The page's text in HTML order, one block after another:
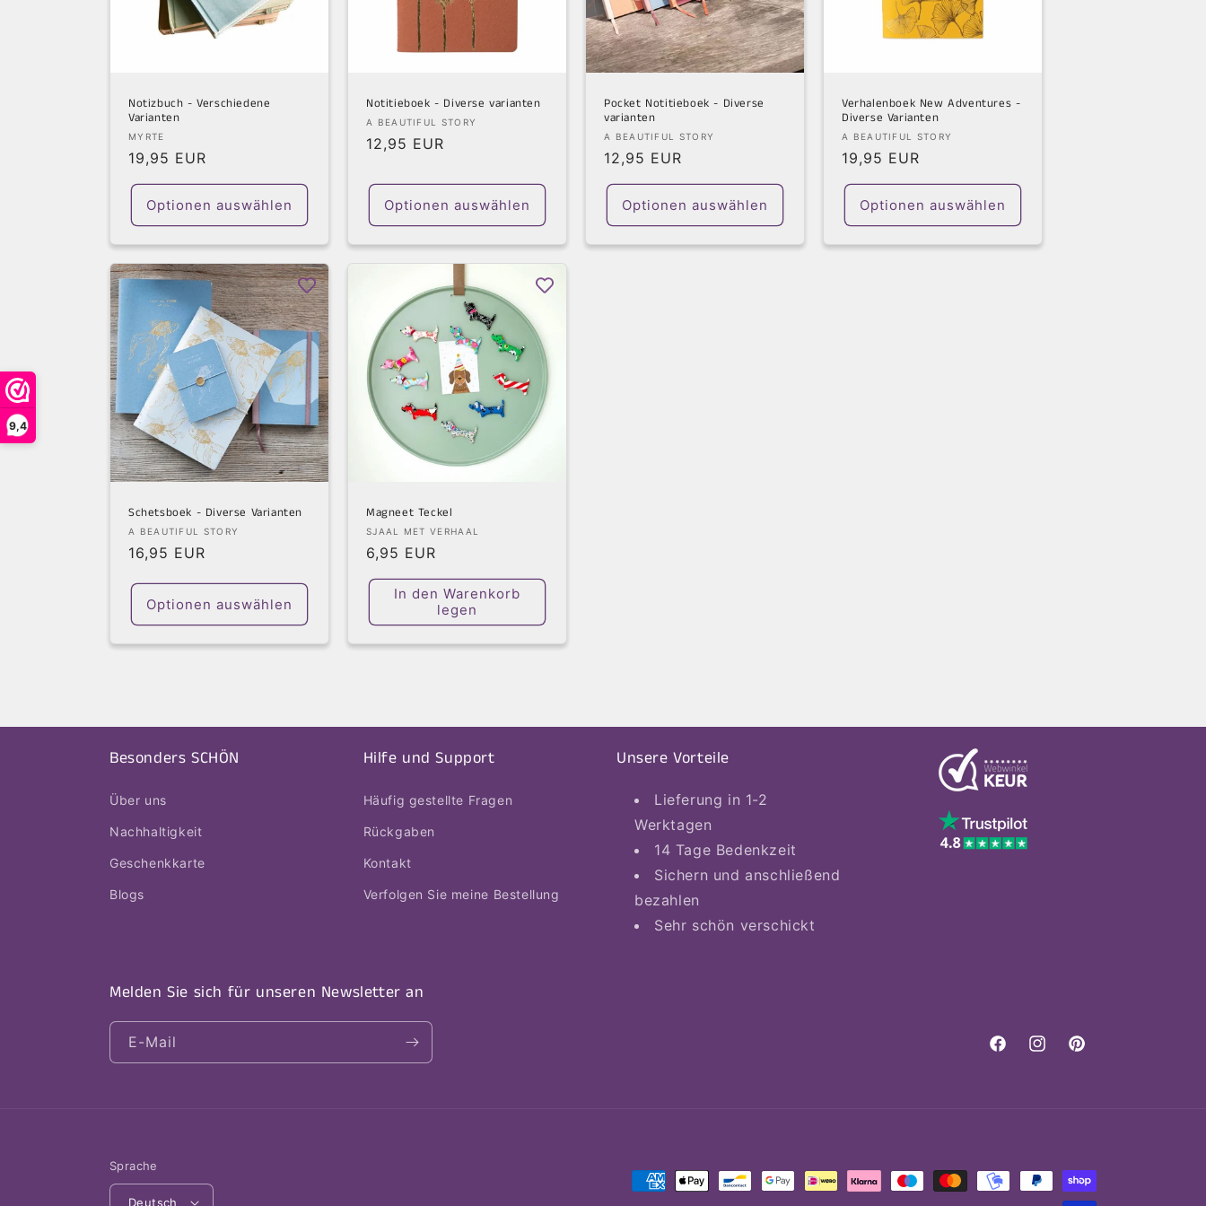
9,4
Notizbuch - Verschiedene
Varianten
Anbieter:
MYRTE
Normaler
Preis
19,95 EUR
Optionen auswählen
Notitieboek - Diverse varianten
Anbieter:
A BEAUTIFUL STORY
Normaler
12,95 EUR
Optionen auswählen
Pocket Notitieboek - Diverse
varianten
Anbieter:
A BEAUTIFUL STORY
Normaler
Preis
12,95 EUR
Optionen auswählen
Verhalenboek New Adventures -
Diverse Varianten
Anbieter:
A BEAUTIFUL STORY
Normaler
Preis
19,95 EUR
Optionen auswählen
Schetsboek - Diverse Varianten
Anbieter:
A BEAUTIFUL STORY
Normaler
16,95 EUR
Optionen auswählen
Magneet Teckel
Anbieter:
SJAAL MET VERHAAL
Normaler
Preis
6,95 EUR
In den Warenkorb
legen
Besonders SCHÖN
Über uns
Nachhaltigkeit
Geschenkkarte
Blogs
Hilfe und Support
Häufig gestellte Fragen
Rückgaben
Kontakt
Verfolgen Sie meine Bestellung
Unsere Vorteile
Lieferung in 1-2
Werktagen
14 Tage Bedenkzeit
Sichern und anschließend
bezahlen
Sehr schön verschickt
Melden Sie sich für unseren Newsletter an
E-Mail
FacebookInstagramPinterest
Sprache
Deutsch
Zahlungsmethoden